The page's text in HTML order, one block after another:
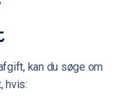
kan du søge om
hvis: